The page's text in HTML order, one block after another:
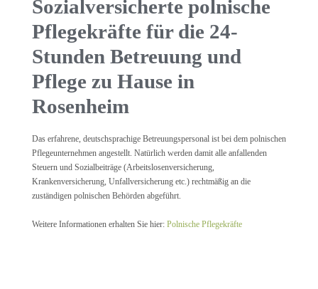
Sozialversicherte polnische
Pflegekräfte für die 24-
Stunden Betreuung und
Pflege zu Hause in
Rosenheim
Das erfahrene, deutschsprachige Betreuungspersonal ist bei dem polnischen
Pflegeunternehmen angestellt. Natürlich werden damit alle anfallenden
Steuern und Sozialbeiträge (Arbeitslosenversicherung,
Krankenversicherung, Unfallversicherung etc.) rechtmäßig an die
zuständigen polnischen Behörden abgeführt.
Weitere Informationen erhalten Sie hier: Polnische Pflegekräfte